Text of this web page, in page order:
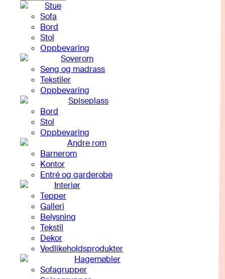
Stue
Sofa
Bord
Stol
Oppbevaring
Soverom
Seng og madrass
Tekstiler
Oppbevaring
Spiseplass
Bord
Stol
Oppbevaring
Andre rom
Barnerom
Kontor
Entré og garderobe
Interiør
Tepper
Galleri
Belysning
Tekstil
Dekor
Vedlikeholdsprodukter
Hagemøbler
Sofagrupper